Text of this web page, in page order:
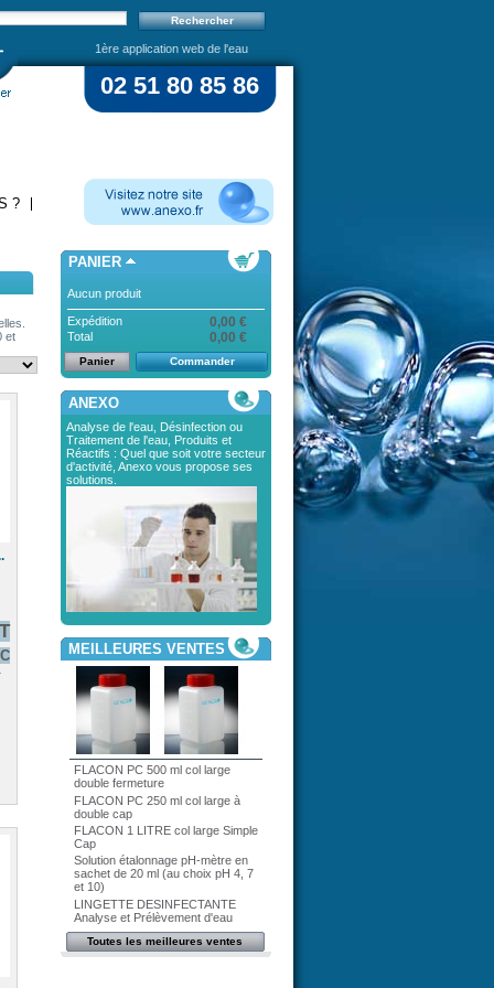
1ère application web de l'eau
02 51 80 85 86
?
et
PANIER
Aucun produit
Expédition 0,00 €
Total 0,00 €
Panier Commander
ANEXO
Analyse de l'eau, Désinfection ou
Traitement de l'eau, Produits et
Réactifs : Quel que soit votre secteur
d'activité, Anexo vous propose ses
solutions.
MEILLEURES VENTES
FLACON PC 500 ml col large
double fermeture
FLACON PC 250 ml col large à
double cap
FLACON 1 LITRE col large Simple
Cap
Solution étalonnage pH-mètre en
sachet de 20 ml (au choix pH 4, 7
et 10)
LINGETTE DESINFECTANTE
Analyse et Prélèvement d'eau
Toutes les meilleures ventes